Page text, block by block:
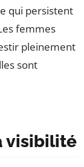
qui persistent
femmes
pleinement
sont
visibilité